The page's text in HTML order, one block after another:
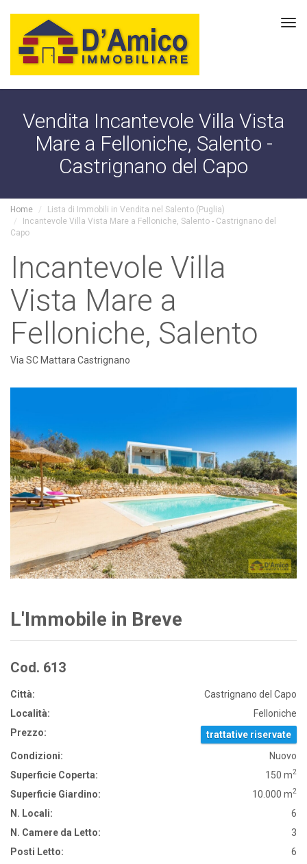
Vendita Incantevole Villa Vista
Mare a Felloniche, Salento -
Castrignano del Capo
Home
Lista di Immobili in Vendita nel Salento (Puglia)
Incantevole Villa Vista Mare a Felloniche, Salento - Castrignano del
Capo
Incantevole Villa
Vista Mare a
Felloniche, Salento
Via SC Mattara Castrignano
L'Immobile in Breve
Cod. 613
Città:
Castrignano del Capo
Località:
Felloniche
Prezzo:
trattative riservate
Condizioni:
Nuovo
Superficie Coperta:
150 m2
Superficie Giardino: 10.000 m2
N. Locali:
6
N. Camere da Letto:
3
Posti Letto:
6